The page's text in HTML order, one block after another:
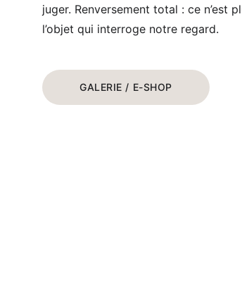
juger. Renversement total : ce n’est
l’objet qui interroge notre regard.
GALERIE / E-SHOP